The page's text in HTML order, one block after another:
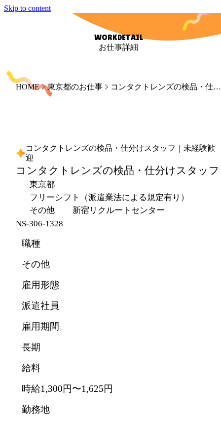
Skip to content
WORKDETAIL
お仕事詳細
HOME 東京都のお仕事 コンタクトレンズの検品・仕分けスタッフ｜未経験歓迎
コンタクトレンズの検品・仕分けスタッフ｜未経験歓
迎
コンタクトレンズの検品・仕分けスタッフ
東京都
フリーシフト（派遣業法による規定有り）
その他
新宿リクルートセンター
NS-306-1328
職種
その他
雇用形態
派遣社員
雇用期間
長期
給料
時給1,300円〜1,625円
勤務地